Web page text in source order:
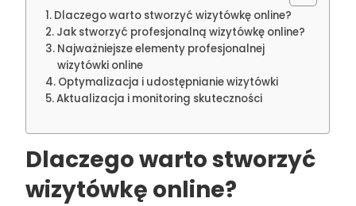
Dlaczego warto stworzyć wizytówkę online?
Jak stworzyć profesjonalną wizytówkę online?
Najważniejsze elementy profesjonalnej
wizytówki online
Optymalizacja i udostępnianie wizytówki
Aktualizacja i monitoring skuteczności
Dlaczego warto stworzyć
wizytówkę online?